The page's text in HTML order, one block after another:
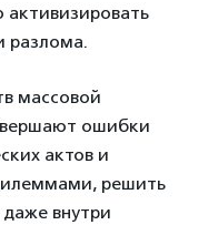
разлома.
массовой
ошибки
актов и
решить
внутри